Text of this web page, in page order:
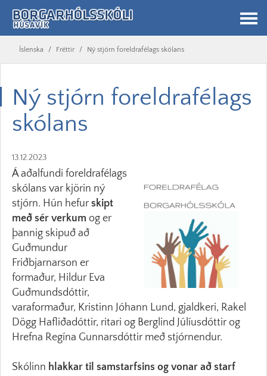
Íslenska / Fréttir / Ný stjórn foreldrafélags skólans
Ný stjórn foreldrafélags
skólans
13.12.2023
Á aðalfundi foreldrafélags
skólans var kjörin ný
stjórn. Hún hefur skipt
með sér verkum og er
þannig skipuð að
Guðmundur
Friðbjarnarson er
formaður, Hildur Eva
Guðmundsdóttir,
varaformaður, Kristinn Jóhann Lund, gjaldkeri, Rakel
Dögg Hafliðadóttir, ritari og Berglind Júlíusdóttir og
Hrefna Regína Gunnarsdóttir með stjórnendur.
Skólinn hlakkar til samstarfsins og vonar að starf